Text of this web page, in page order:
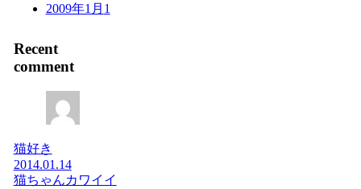
2009年1月 1
Recent
comment
猫好き
2014.01.14
猫ちゃんカワイイ